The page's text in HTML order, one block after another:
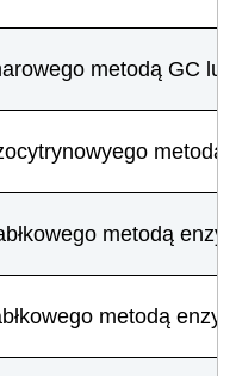
metodą GC
metodą
metodą
metodą